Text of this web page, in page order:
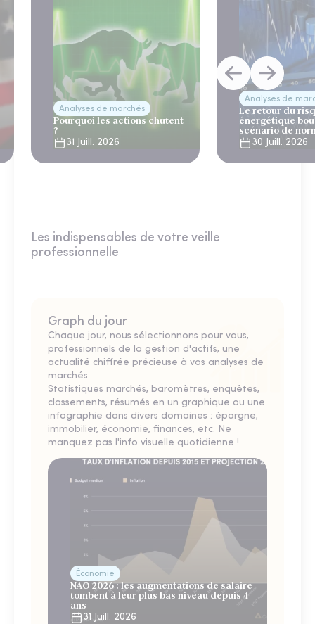
Analyses de marchés
Pourquoi les actions chutent
?
31 Juill. 2026
Analyses de
Le retour du
énergétique
scénario de
30 Juill. 2026
Les indispensables de votre veille
professionnelle
Graph du jour
Chaque jour, nous sélectionnons pour vous,
professionnels de la gestion d'actifs, une
actualité chiffrée précieuse à vos analyses de
marchés.
Statistiques marchés, baromètres, enquêtes,
classements, résumés en un graphique ou une
infographie dans divers domaines : épargne,
immobilier, économie, finances, etc. Ne
manquez pas l'info visuelle quotidienne !
Économie
NAO 2026 : les augmentations de salaire
tombent à leur plus bas niveau depuis 4
ans
31 Juill. 2026